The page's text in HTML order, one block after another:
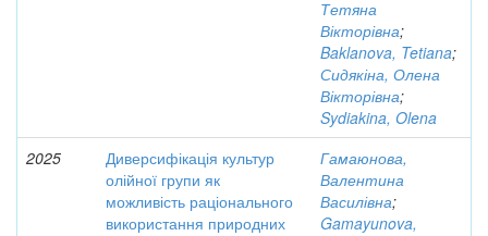
Тетяна
Вікторівна;
Baklanova, Tetiana;
Сидякіна, Олена
Вікторівна;
Sydiakina, Olena
2025
Диверсифікація культур
олійної групи як
можливість раціонального
використання природних
Гамаюнова,
Валентина
Василівна;
Gamayunova,